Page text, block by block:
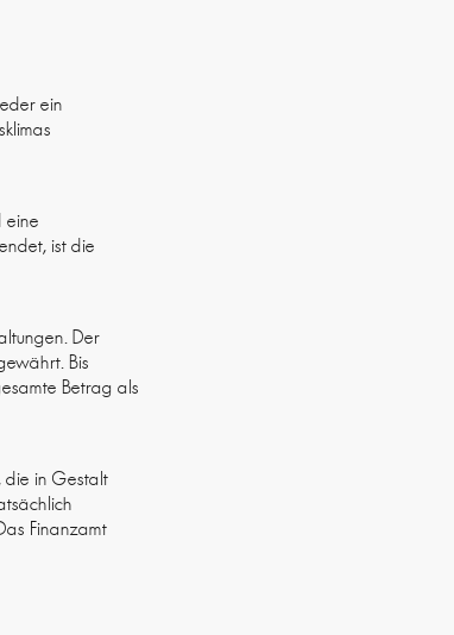
ein
eine
ist die
Der
Bis
Betrag als
die in Gestalt
Finanzamt